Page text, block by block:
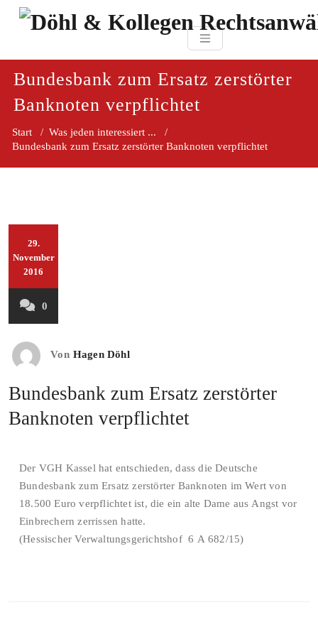
Zum
Döhl & Kollegen
Bundesbank zum Ersatz zerstörter
Banknoten verpflichtet
Start / Was jeden interessiert ... /
Bundesbank zum Ersatz zerstörter Banknoten verpflichtet
29.
November
2016
0
Von Hagen Döhl
Bundesbank zum Ersatz zerstörter
Banknoten verpflichtet
Der VGH Kassel hat entschieden, dass die Deutsche
Bundesbank zum Ersatz zerstörter Banknoten im Wert von
18.500 Euro verpflichtet ist, die ein alte Dame aus Angst vor
Einbrechern zerrissen hatte.
(Hessischer Verwaltungsgerichtshof 6 A 682/15)